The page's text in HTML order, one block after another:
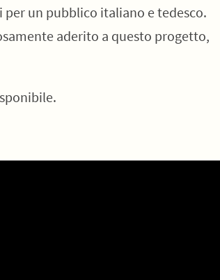
un pubblico italiano e tedesco.
aderito a questo progetto,